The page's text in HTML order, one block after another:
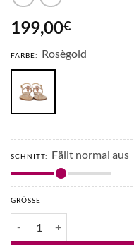
199,00€
FARBE: Rosègold
SCHNITT: Fällt normal aus
GRÖSSE